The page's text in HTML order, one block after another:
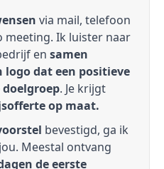
via mail, telefoon
meeting. Ik luister naar
en samen
logo dat een positieve
. Je krijgt
op maat.
bevestigd, ga ik
Meestal ontvang
de eerste